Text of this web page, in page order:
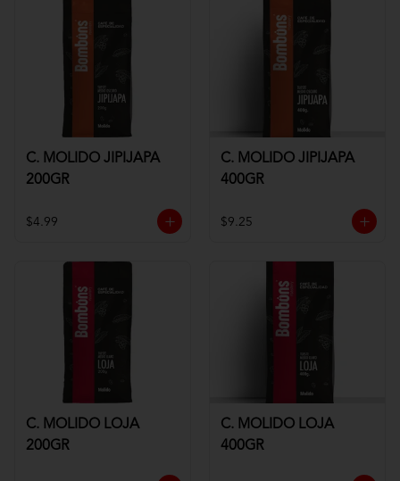
C. MOLIDO JIPIJAPA
200GR
$4.99
C. MOLIDO JIPIJAPA
400GR
$9.25
C. MOLIDO LOJA
200GR
C. MOLIDO LOJA
400GR